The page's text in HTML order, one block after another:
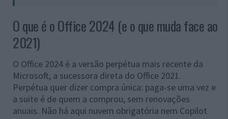
O que é o Office 2024 (e o que muda face ao
2021)
O Office 2024 é a versão perpétua mais recente da
Microsoft, a sucessora direta do Office 2021.
Perpétua quer dizer compra única: paga-se uma vez e
a suite é de quem a comprou, sem renovações
anuais. Não há aqui nuvem obrigatória nem Copilot